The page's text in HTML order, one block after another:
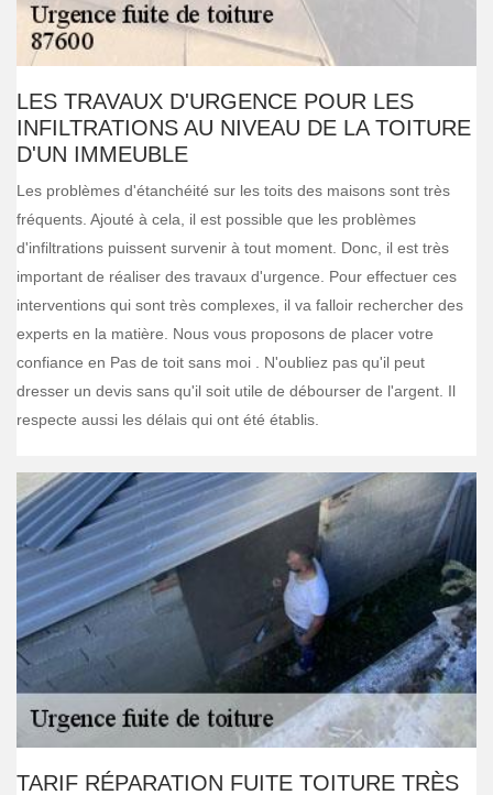
LES TRAVAUX D'URGENCE POUR LES
INFILTRATIONS AU NIVEAU DE LA TOITURE
D'UN IMMEUBLE
Les problèmes d'étanchéité sur les toits des maisons sont très
fréquents. Ajouté à cela, il est possible que les problèmes
d'infiltrations puissent survenir à tout moment. Donc, il est très
important de réaliser des travaux d'urgence. Pour effectuer ces
interventions qui sont très complexes, il va falloir rechercher des
experts en la matière. Nous vous proposons de placer votre
confiance en Pas de toit sans moi . N'oubliez pas qu'il peut
dresser un devis sans qu'il soit utile de débourser de l'argent. Il
respecte aussi les délais qui ont été établis.
TARIF RÉPARATION FUITE TOITURE TRÈS